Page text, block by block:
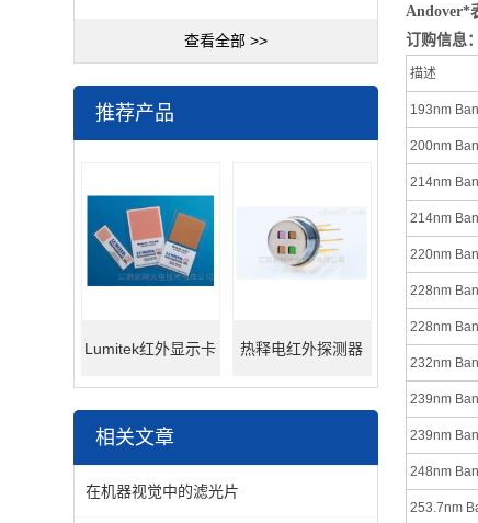
查看全部 >>
推荐产品
Lumitek红外显示卡 热释电红外探测器
相关文章
在机器视觉中的滤光片
Andover*
订购信息：
描述
193nm
200nm
214nm
214nm
220nm
228nm
228nm
232nm
239nm
239nm
248nm
253.7nm